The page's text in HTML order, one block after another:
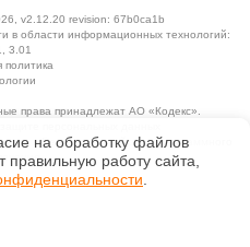
v2.12.20 revision: 67b0ca1b
в области информационных технологий:
3.01
политика
права принадлежат АО «Кодекс».
в Реестре российского программного
на обработку файлов
работу сайта,